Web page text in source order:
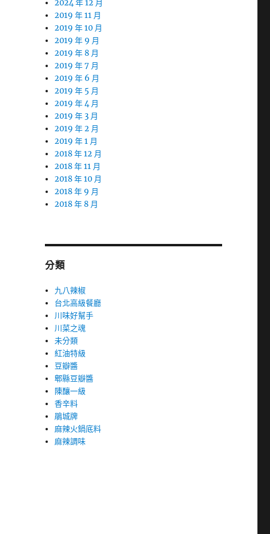
2024 年 12 月
2019 年 11 月
2019 年 10 月
2019 年 9 月
2019 年 8 月
2019 年 7 月
2019 年 6 月
2019 年 5 月
2019 年 4 月
2019 年 3 月
2019 年 2 月
2019 年 1 月
2018 年 12 月
2018 年 11 月
2018 年 10 月
2018 年 9 月
2018 年 8 月
分類
九八辣椒
台北高級餐廳
川味好幫手
川菜之魂
未分類
紅油特級
豆瓣醬
郫縣豆瓣醬
陳釀一級
香辛料
鵑城牌
麻辣火鍋底料
麻辣調味